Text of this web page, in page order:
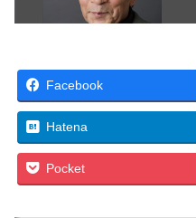
Facebook
Hatena
Pocket